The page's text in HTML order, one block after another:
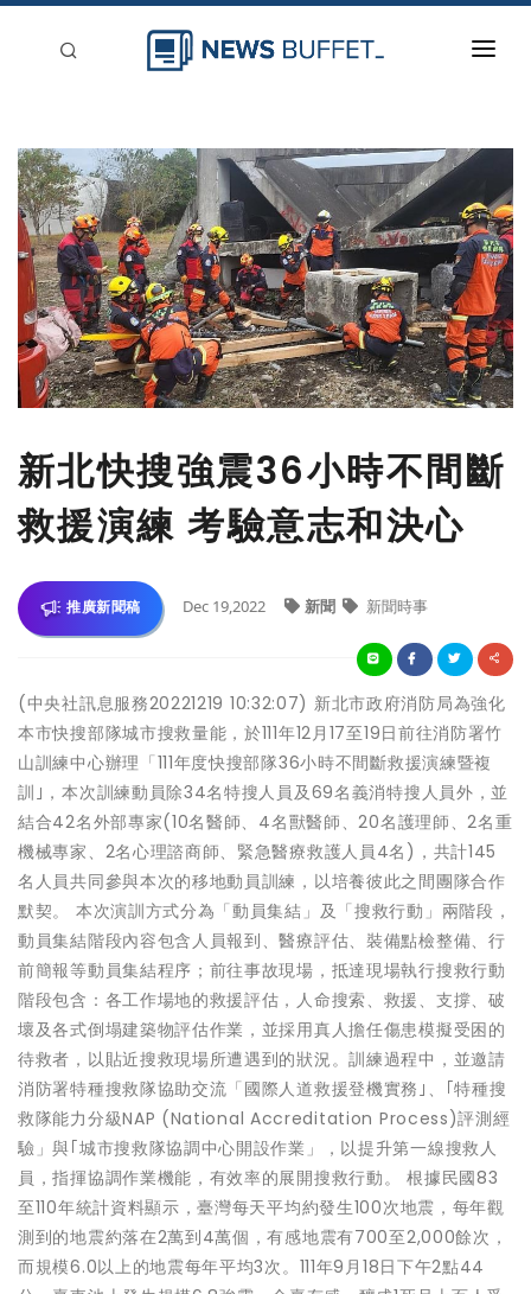
新聞稿分類
登入
刊登
新北快搜強震36小時不間斷
救援演練 考驗意志和決心
推廣新聞稿 Dec 19,2022 新聞 新聞時事
(中央社訊息服務20221219 10:32:07) 新北市政府消防局為強化
本市快搜部隊城市搜救量能，於111年12月17至19日前往消防署竹
山訓練中心辦理「111年度快搜部隊36小時不間斷救援演練暨複
訓｣，本次訓練動員除34名特搜人員及69名義消特搜人員外，並
結合42名外部專家(10名醫師、4名獸醫師、20名護理師、2名重
機械專家、2名心理諮商師、緊急醫療救護人員4名)，共計145
名人員共同參與本次的移地動員訓練，以培養彼此之間團隊合作
默契。 本次演訓方式分為「動員集結」及「搜救行動」兩階段，
動員集結階段內容包含人員報到、醫療評估、裝備點檢整備、行
前簡報等動員集結程序；前往事故現場，抵達現場執行搜救行動
階段包含：各工作場地的救援評估，人命搜索、救援、支撐、破
壞及各式倒塌建築物評估作業，並採用真人擔任傷患模擬受困的
待救者，以貼近搜救現場所遭遇到的狀況。訓練過程中，並邀請
消防署特種搜救隊協助交流「國際人道救援登機實務｣、｢特種搜
救隊能力分級NAP (National Accreditation Process)評測經
驗」與｢城市搜救隊協調中心開設作業」，以提升第一線搜救人
員，指揮協調作業機能，有效率的展開搜救行動。 根據民國83
至110年統計資料顯示，臺灣每天平均約發生100次地震，每年觀
測到的地震約落在2萬到4萬個，有感地震有700至2,000餘次，
而規模6.0以上的地震每年平均3次。111年9月18日下午2點44